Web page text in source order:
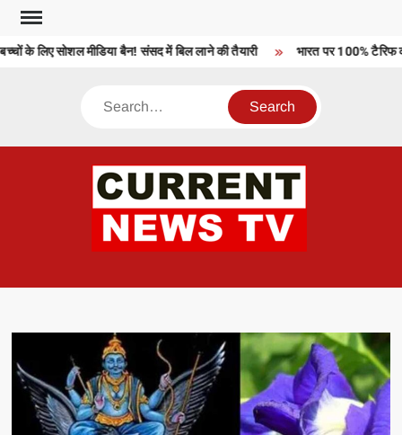
Skip
content
के लिए सोशल मीडिया बैन! संसद में बिल लाने की तैयारी भारत पर 100% टैरिफ
Search